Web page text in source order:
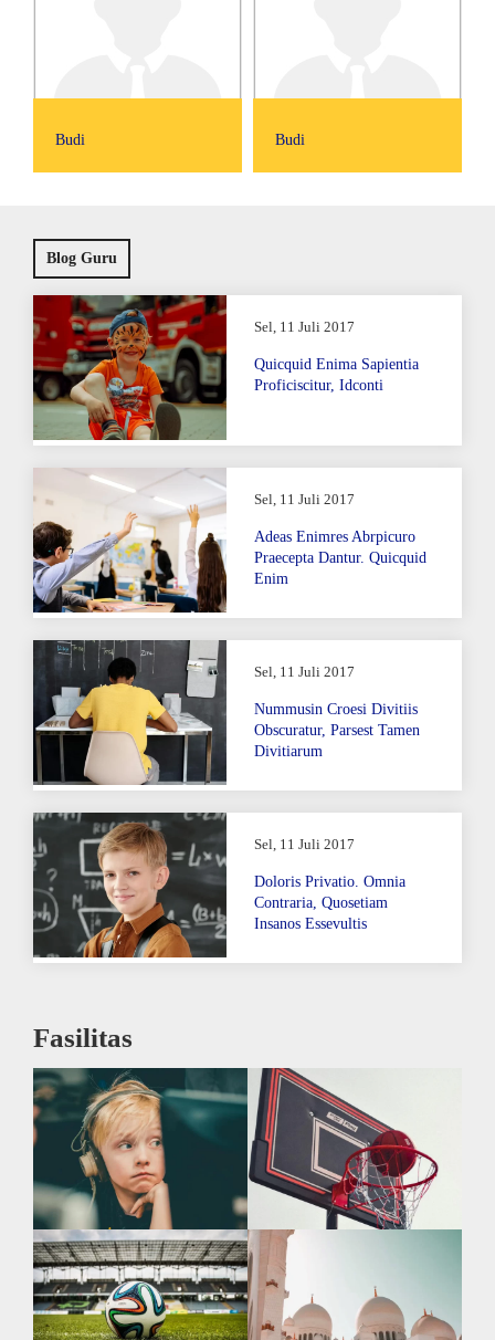
Budi Budi
Blog Guru
Sel, 11 Juli 2017
Quicquid Enima Sapientia
Proficiscitur, Idconti
Sel, 11 Juli 2017
Adeas Enimres Abrpicuro
Praecepta Dantur. Quicquid
Enim
Sel, 11 Juli 2017
Nummusin Croesi Divitiis
Obscuratur, Parsest Tamen
Divitiarum
Sel, 11 Juli 2017
Doloris Privatio. Omnia
Contraria, Quosetiam
Insanos Essevultis
Fasilitas